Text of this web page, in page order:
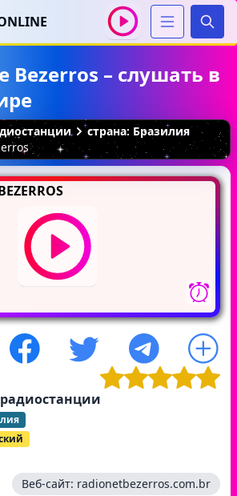
Bezerros – слушать в
страна: Бразилия
Веб-сайт: radionetbezerros.com.br